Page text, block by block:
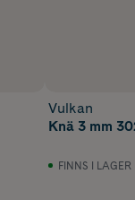
Vulkan
Knä 3 mm
FINNS I LAGER